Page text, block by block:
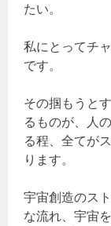
たい。
私にとってチ
です。
その掴もうと
るものが、人
る程、全てが
ります。
宇宙創造のス
な流れ、宇宙